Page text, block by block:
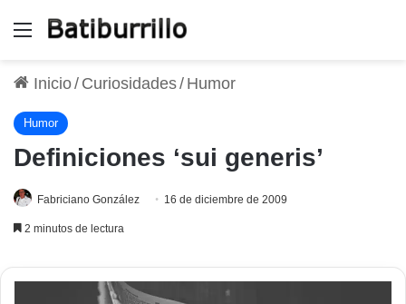
Menú
Inicio/ Curiosidades/ Humor
Humor
Definiciones ‘sui generis’
Fabriciano González 16 de diciembre de 2009
2 minutos de lectura